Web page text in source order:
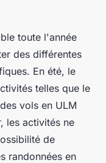
toute l'année
des différentes
En été, le
telles que le
vols en ULM
les activités ne
de
randonnées en